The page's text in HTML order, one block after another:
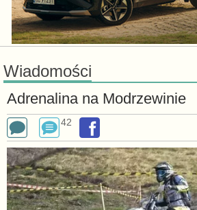
Wiadomości
Adrenalina na Modrzewinie
42